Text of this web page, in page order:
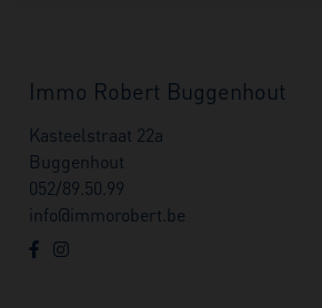
Immo Robert Buggenhout
Kasteelstraat 22a
Buggenhout
052/89.50.99
info@immorobert.be